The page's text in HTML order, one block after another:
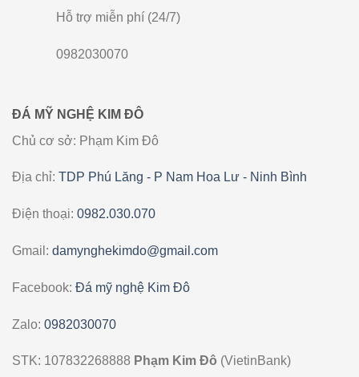
Hỗ trợ miễn phí (24/7)
0982030070
ĐÁ MỸ NGHỆ KIM ĐÔ
Chủ cơ sở: Phạm Kim Đô
Địa chỉ: TDP Phú Lăng - P Nam Hoa Lư - Ninh Bình
Điện thoại: 0982.030.070
Gmail: damynghekimdo@gmail.com
Facebook: Đá mỹ nghệ Kim Đô
Zalo: 0982030070
STK: 107832268888 Phạm Kim Đô (VietinBank)